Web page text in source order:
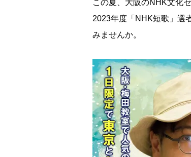
この夏、大阪のNHK文化
2023年度「NHK短歌」選
みませんか。